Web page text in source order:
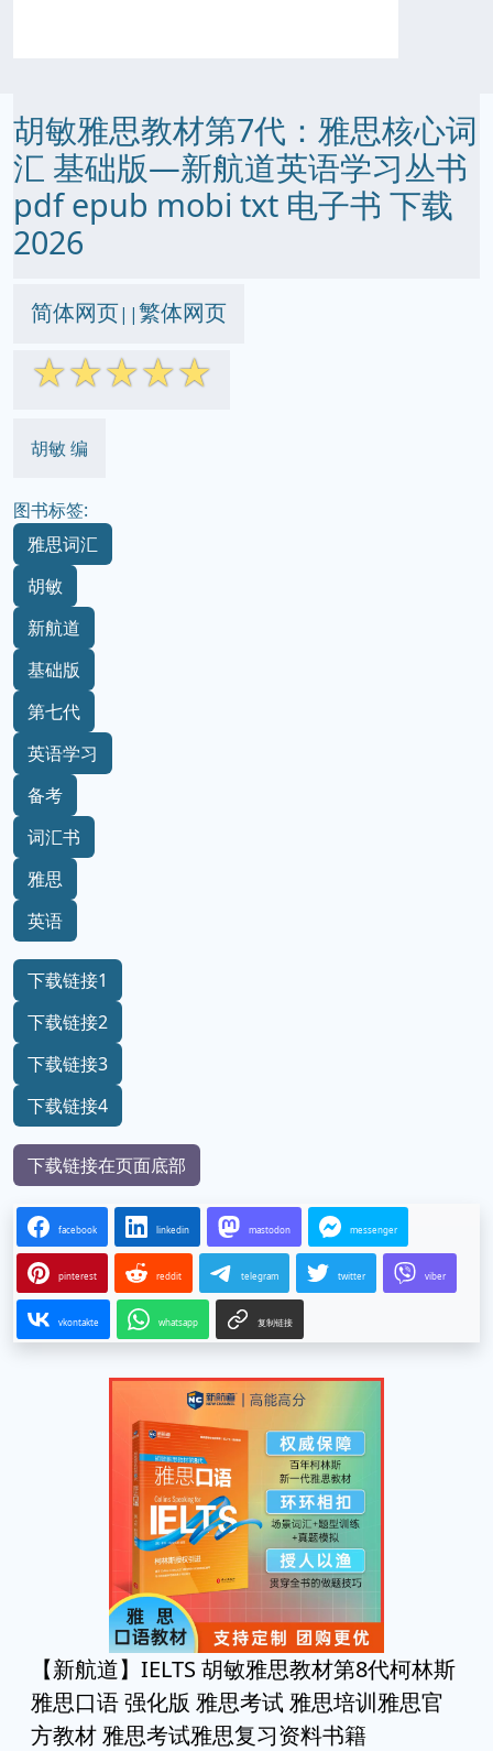
胡敏雅思教材第7代：雅思核心词
汇 基础版—新航道英语学习丛书
pdf epub mobi txt 电子书 下载
2026
简体网页||繁体网页
☆☆☆☆☆
胡敏 编
图书标签:
雅思词汇
胡敏
新航道
基础版
第七代
英语学习
备考
词汇书
雅思
英语
下载链接1
下载链接2
下载链接3
下载链接4
下载链接在页面底部
facebook linkedin mastodon messenger
pinterest reddit telegram twitter viber
vkontakte whatsapp 复制链接
【新航道】IELTS 胡敏雅思教材第8代柯林斯
雅思口语 强化版 雅思考试 雅思培训雅思官
方教材 雅思考试雅思复习资料书籍